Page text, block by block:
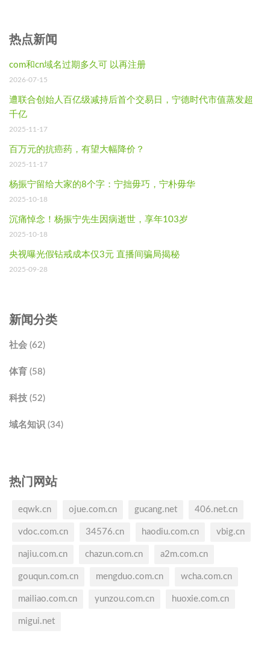
热点新闻
com和cn域名过期多久可 以再注册
2026-07-15
遭联合创始人百亿级减持后首个交易日，宁德时代市值蒸发超
千亿
2025-11-17
百万元的抗癌药，有望大幅降价？
2025-11-17
杨振宁留给大家的8个字：宁拙毋巧，宁朴毋华
2025-10-18
沉痛悼念！杨振宁先生因病逝世，享年103岁
2025-10-18
央视曝光假钻戒成本仅3元 直播间骗局揭秘
2025-09-28
新闻分类
社会 (62)
体育 (58)
科技 (52)
域名知识 (34)
热门网站
eqwk.cn ojue.com.cn gucang.net 406.net.cn
vdoc.com.cn 34576.cn haodiu.com.cn vbig.cn
najiu.com.cn chazun.com.cn a2m.com.cn
gouqun.com.cn mengduo.com.cn wcha.com.cn
mailiao.com.cn yunzou.com.cn huoxie.com.cn
migui.net